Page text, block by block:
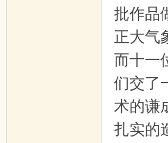
批作品
正大气
而十一
们交了
术的谦
扎实的